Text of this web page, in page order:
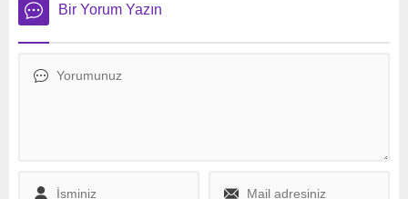
kentinde Bedevi aşiretleri ile
Dürzi topluluğu arasında
patlak veren silahlı gerilim,
etmesine neden oldu.
uçuşun iptal edildiği
Bir Yorum Yazın